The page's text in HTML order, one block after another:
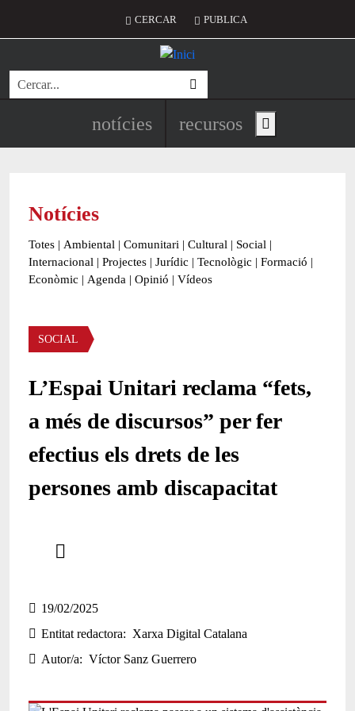
Menú del compte d'usuari
CERCAR PUBLICA
Cerca
Navegació principal de
notícies recursos Show main menu
Notícies
Totes | Ambiental | Comunitari | Cultural | Social |
Internacional | Projectes | Jurídic | Tecnològic | Formació |
Econòmic | Agenda | Opinió | Vídeos
Àmbit de la notícia
SOCIAL
L’Espai Unitari reclama “fets,
a més de discursos” per fer
efectius els drets de les
persones amb discapacitat
19/02/2025
Entitat redactora
Xarxa Digital Catalana
Autor/a
Víctor Sanz Guerrero